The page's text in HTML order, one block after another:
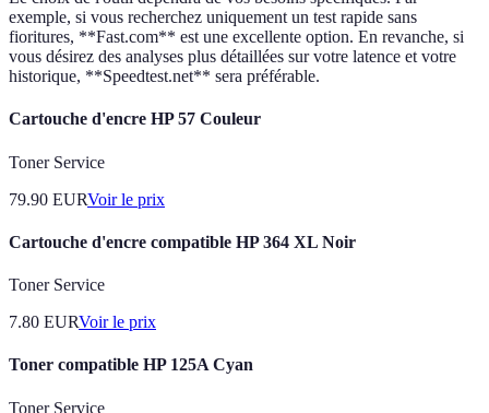
exemple, si vous recherchez uniquement un test rapide sans
fioritures, **Fast.com** est une excellente option. En revanche, si
vous désirez des analyses plus détaillées sur votre latence et votre
historique, **Speedtest.net** sera préférable.
Cartouche d'encre HP 57 Couleur
Toner Service
79.90 EURVoir le prix
Cartouche d'encre compatible HP 364 XL Noir
Toner Service
7.80 EURVoir le prix
Toner compatible HP 125A Cyan
Toner Service